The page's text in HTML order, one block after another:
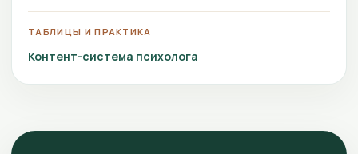
ТАБЛИЦЫ И ПРАКТИКА
Контент-система психолога